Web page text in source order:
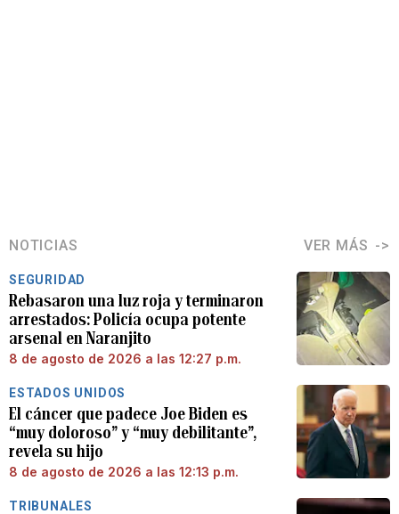
NOTICIAS VER MÁS
SEGURIDAD
Rebasaron una luz roja y terminaron
arrestados: Policía ocupa potente
arsenal en Naranjito
8 de agosto de 2026 a las 12:27 p.m.
ESTADOS UNIDOS
El cáncer que padece Joe Biden es
“muy doloroso” y “muy debilitante”,
revela su hijo
8 de agosto de 2026 a las 12:13 p.m.
TRIBUNALES